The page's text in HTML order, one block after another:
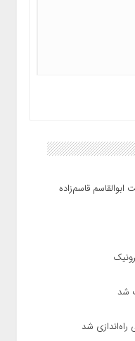
قاسم‌زاده
شد
شد